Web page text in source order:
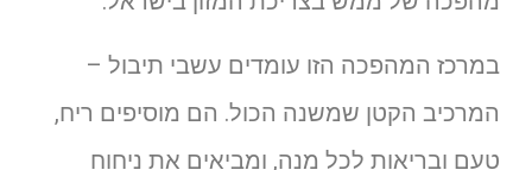
במרכז המהפכה הזו עומדים עשבי תיבול –
המרכיב הקטן שמשנה הכול. הם מוסיפים ריח,
טעם ובריאות לכל מנה, ומביאים את ניחוח